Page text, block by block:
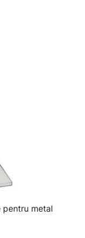
pentru metal